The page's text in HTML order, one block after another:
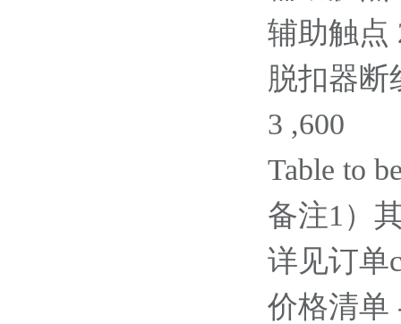
辅助触点
脱扣器断
3 ,600
Table to
备注1）
详见订单
价格清单